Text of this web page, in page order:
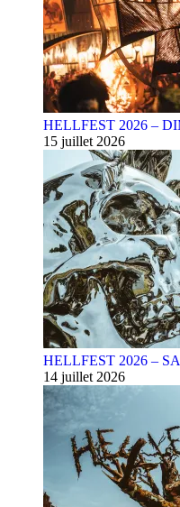
HELLFEST 2026 –
15 juillet 2026
HELLFEST 2026 –
14 juillet 2026